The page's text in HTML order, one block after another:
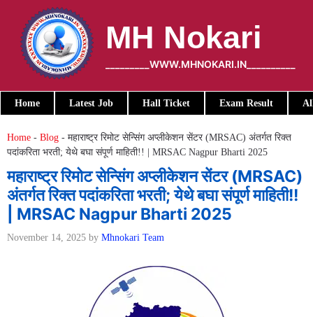
content
MH Nokari
_________WWW.MHNOKARI.IN__________
Home Latest Job Hall Ticket Exam Result
Home - Blog - महाराष्ट्र रिमोट सेन्सिंग अप्लीकेशन सेंटर (MRSAC) अंतर्गत रिक्त
पदांकरिता भरती; येथे बघा संपूर्ण माहिती!! | MRSAC Nagpur Bharti 2025
महाराष्ट्र रिमोट सेन्सिंग अप्लीकेशन सेंटर (MRSAC)
अंतर्गत रिक्त पदांकरिता भरती; येथे बघा संपूर्ण माहिती!!
| MRSAC Nagpur Bharti 2025
November 14, 2025 by Mhnokari Team